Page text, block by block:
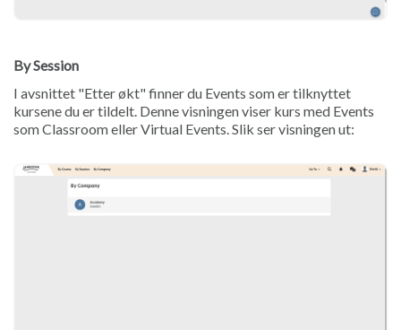
By Session
I avsnittet "Etter økt" finner du Events som er tilknyttet
kursene du er tildelt. Denne visningen viser kurs med Events
som Classroom eller Virtual Events. Slik ser visningen ut: